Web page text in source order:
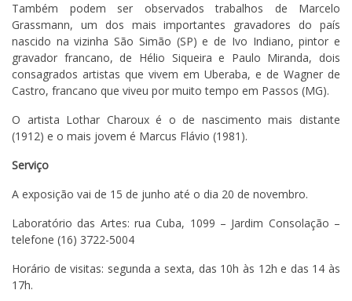
Também podem ser observados trabalhos de Marcelo
Grassmann, um dos mais importantes gravadores do país
nascido na vizinha São Simão (SP) e de Ivo Indiano, pintor e
gravador francano, de Hélio Siqueira e Paulo Miranda, dois
consagrados artistas que vivem em Uberaba, e de Wagner de
Castro, francano que viveu por muito tempo em Passos (MG).
O artista Lothar Charoux é o de nascimento mais distante
(1912) e o mais jovem é Marcus Flávio (1981).
Serviço
A exposição vai de 15 de junho até o dia 20 de novembro.
Laboratório das Artes: rua Cuba, 1099 – Jardim Consolação –
telefone (16) 3722-5004
Horário de visitas: segunda a sexta, das 10h às 12h e das 14 às
17h.